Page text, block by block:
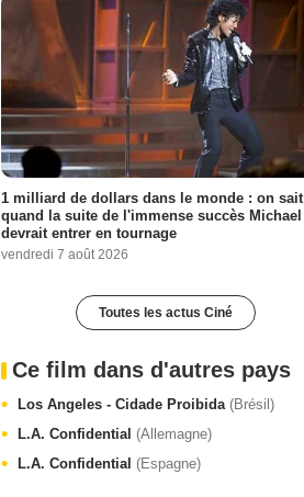
1 milliard de dollars dans le monde : on sait
quand la suite de l'immense succès Michael
devrait entrer en tournage
vendredi 7 août 2026
Toutes les actus Ciné
Ce film dans d'autres pays
Los Angeles - Cidade Proibida (Brésil)
L.A. Confidential (Allemagne)
L.A. Confidential (Espagne)